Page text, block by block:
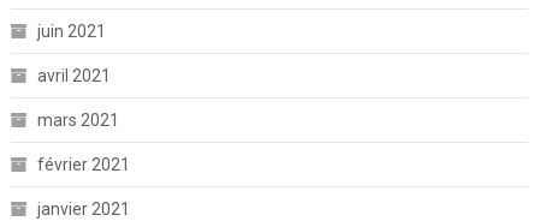
juin 2021
avril 2021
mars 2021
février 2021
janvier 2021